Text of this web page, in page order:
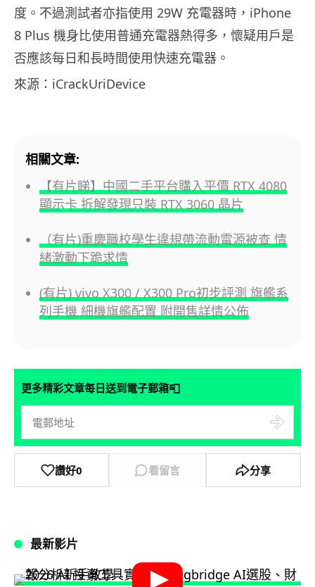
度。不過測試者亦指使用 29W 充電器時，iPhone
8 Plus 機身比使用普通充電器熱得多，懷疑用戶是
否應該每日和長時間使用快速充電器。
來源：iCrackUriDevice
相關文章:
【有片睇】中國二手平台購入平價 RTX 4080
顯示卡 拆解發現只裝 RTX 3060 晶片
（有片)重慶職校學生違規帶流動電源被查 情
緒激動下跪求情
(有片) vivo X300 / X300 Pro初步評測 旗艦系
列手機 細機旗艦配置 附開售詳情公佈
更多精彩文章每日送到電子郵箱📮
讚好0 看留言 分享
最新影片